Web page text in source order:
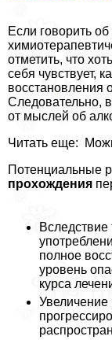
Если говорить
отметить, что
себя чувствует,
восстановления
Следовательно,
от мыслей об
Читать еще:
Потенциальные
прохождения
Вследствие
полное
уровень
курса
Увеличение